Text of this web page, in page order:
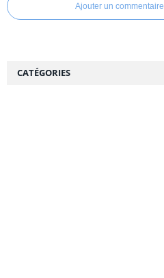
Ajouter un commentaire
CATÉGORIES